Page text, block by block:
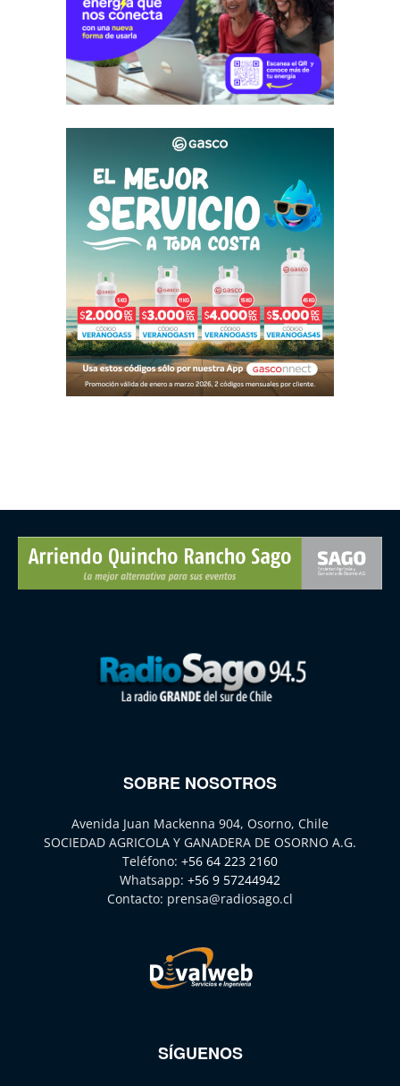
SOBRE NOSOTROS
Avenida Juan Mackenna 904, Osorno, Chile
SOCIEDAD AGRICOLA Y GANADERA DE OSORNO A.G.
Teléfono: +56 64 223 2160
Whatsapp: +56 9 57244942
Contacto: prensa@radiosago.cl
SÍGUENOS